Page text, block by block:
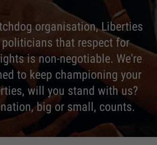
organisation, Liberties
politicians that respect for
is non-negotiable. We're
to keep championing your
will you stand with us?
big or small, counts.